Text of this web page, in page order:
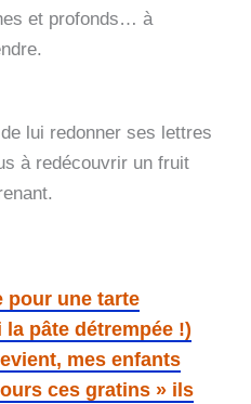
et profonds… à
lui redonner ses lettres
à redécouvrir un fruit
pour une tarte
pâte détrempée !)
mes enfants
ces gratins » ils